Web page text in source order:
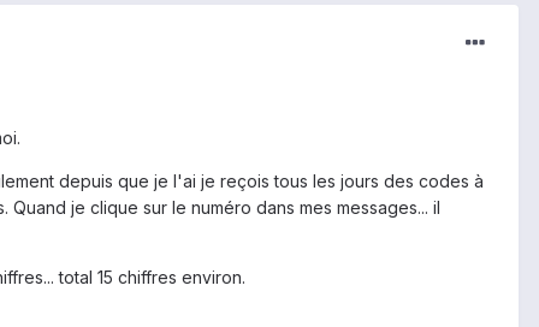
depuis que je l'ai je reçois tous les jours des codes à
je clique sur le numéro dans mes messages... il
total 15 chiffres environ.